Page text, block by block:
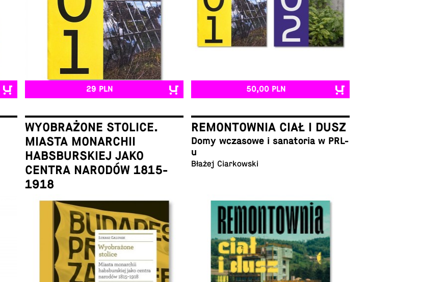
29 PLN 50,00 PLN
WYOBRAŻONE STOLICE.
MIASTA MONARCHII
HABSBURSKIEJ JAKO
CENTRA NARODÓW 1815-
1918
Łukasz Galusek
REMONTOWNIA CIAŁ I DUSZ
Domy wcza­so­we i sa­na­to­ria w PRL-
u
Błażej Ciarkowski